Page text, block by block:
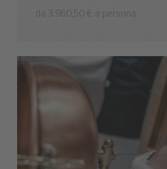
da 3.960,50 € a persona